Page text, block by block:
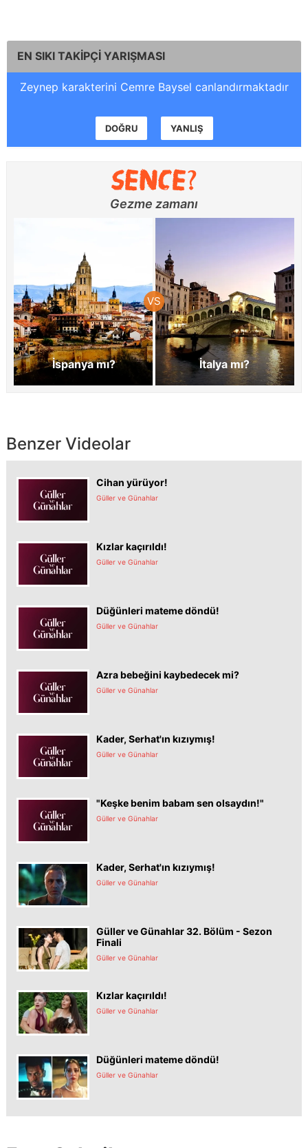
EN SIKI TAKİPÇİ YARIŞMASI
Zeynep karakterini Cemre Baysel canlandırmaktadır
DOĞRU YANLIŞ
Gezme zamanı
İspanya mı? İtalya mı?
Benzer Videolar
Cihan yürüyor!
Güller ve Günahlar
Kızlar kaçırıldı!
Güller ve Günahlar
Düğünleri mateme döndü!
Güller ve Günahlar
Azra bebeğini kaybedecek mi?
Güller ve Günahlar
Kader, Serhat'ın kızıymış!
Güller ve Günahlar
"Keşke benim babam sen olsaydın!"
Güller ve Günahlar
Kader, Serhat'ın kızıymış!
Güller ve Günahlar
Güller ve Günahlar 32. Bölüm - Sezon
Finali
Güller ve Günahlar
Kızlar kaçırıldı!
Güller ve Günahlar
Düğünleri mateme döndü!
Güller ve Günahlar